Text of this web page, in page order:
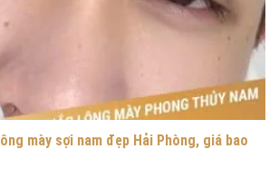
mày sợi nam đẹp Hải Phòng, giá bao